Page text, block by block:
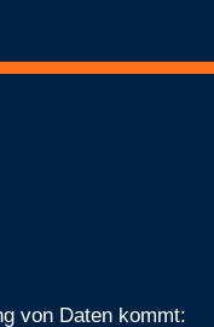
von Daten kommt: